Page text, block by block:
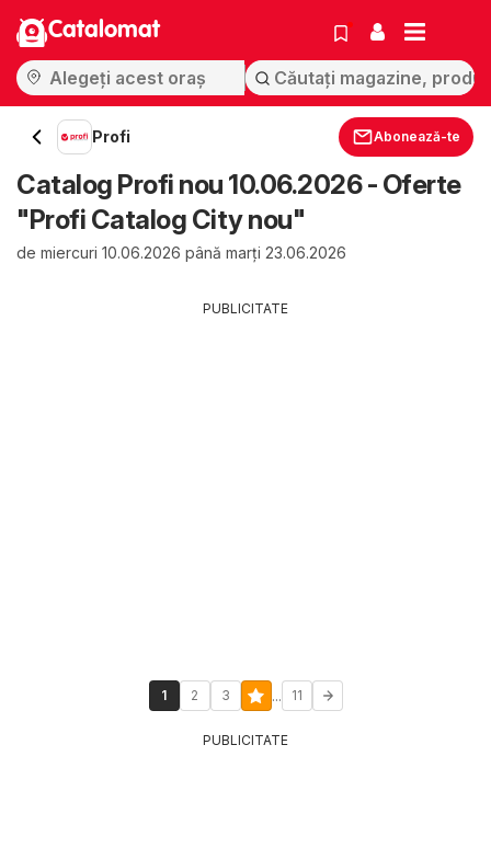
Catalomat
Profi Abonează-te
Catalog Profi nou 10.06.2026 - Oferte
"Profi Catalog City nou"
de miercuri 10.06.2026 până marți 23.06.2026
PUBLICITATE
1 2 3 ... 11
PUBLICITATE